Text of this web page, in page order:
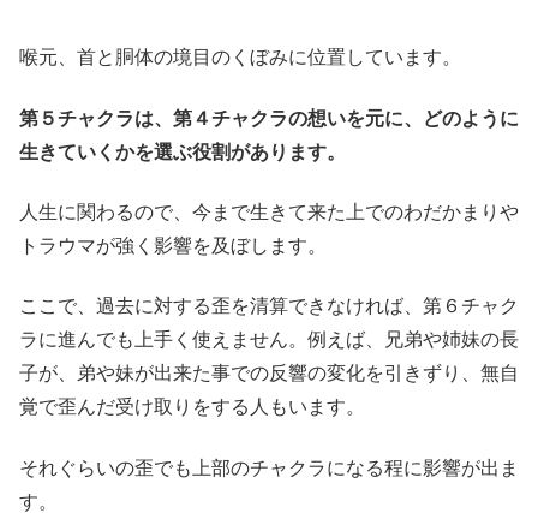
喉元、首と胴体の境目のくぼみに位置しています。
第５チャクラは、第４チャクラの想いを元に、どのように
生きていくかを選ぶ役割があります。
人生に関わるので、今まで生きて来た上でのわだかまりや
トラウマが強く影響を及ぼします。
ここで、過去に対する歪を清算できなければ、第６チャク
ラに進んでも上手く使えません。例えば、兄弟や姉妹の長
子が、弟や妹が出来た事での反響の変化を引きずり、無自
覚で歪んだ受け取りをする人もいます。
それぐらいの歪でも上部のチャクラになる程に影響が出ま
す。